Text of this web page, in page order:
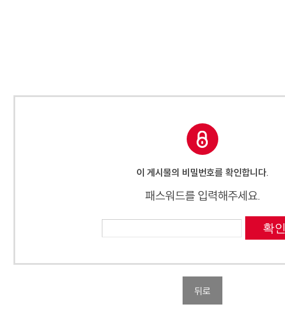
이 게시물의 비밀번호를 확인합니다.
패스워드를 입력해주세요.
확인
뒤로